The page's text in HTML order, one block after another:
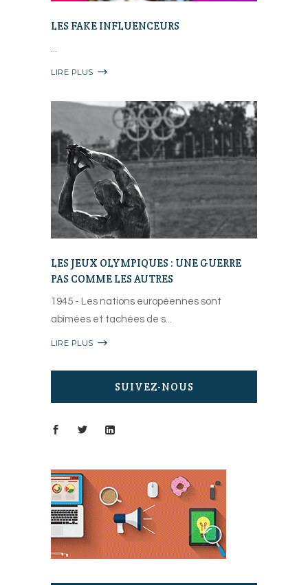
LES FAKE INFLUENCEURS
LIRE PLUS
LES JEUX OLYMPIQUES : UNE GUERRE
PAS COMME LES AUTRES
1945 - Les nations européennes sont
abîmées et tachées de s
LIRE PLUS
SUIVEZ-NOUS